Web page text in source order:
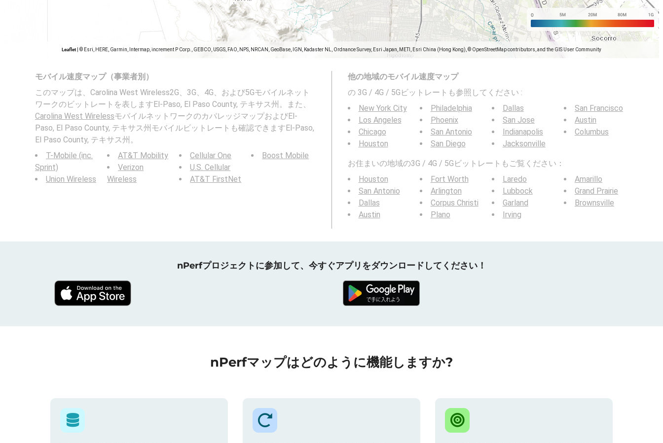
Leaflet © Esri, HERE, Garmin, Intermap, increment P Corp., GEBCO, USGS, FAO, NPS, NRCAN, GeoBase, IGN, Kadaster NL, Ordnance Survey, Esri Japan, METI, Esri China (Hong Kong), © OpenStreetMap contributors, and the GIS User Community
モバイル速度マップ（事業者別）
このマップは、Carolina West Wireless2G、3G、4G、および5Gモバイルネット
ワークのビットレートを表しますEl-Paso, El Paso County, テキサス州。また、
Carolina West WirelessモバイルネットワークのカバレッジマップおよびEl-
Paso, El Paso County, テキサス州モバイルビットレートも確認できますEl-Paso,
El Paso County, テキサス州。
T-Mobile (inc.
Sprint)
Union Wireless
AT&T Mobility
Verizon
Wireless
Cellular One
U.S. Cellular
AT&T FirstNet
Boost Mobile
他の地域のモバイル速度マップ
の 3G / 4G / 5Gビットレートも参照してください :
New York City
Los Angeles
Chicago
Houston
Philadelphia
Phoenix
San Antonio
San Diego
Dallas
San Jose
Indianapolis
Jacksonville
San Francisco
Austin
Columbus
お住まいの地域の3G / 4G / 5Gビットレートもご覧ください：
Houston
San Antonio
Dallas
Austin
Fort Worth
Arlington
Corpus Christi
Plano
Laredo
Lubbock
Garland
Irving
Amarillo
Grand Prairie
Brownsville
nPerfプロジェクトに参加して、今すぐアプリをダウンロードしてください！
nPerfマップはどのように機能しますか?